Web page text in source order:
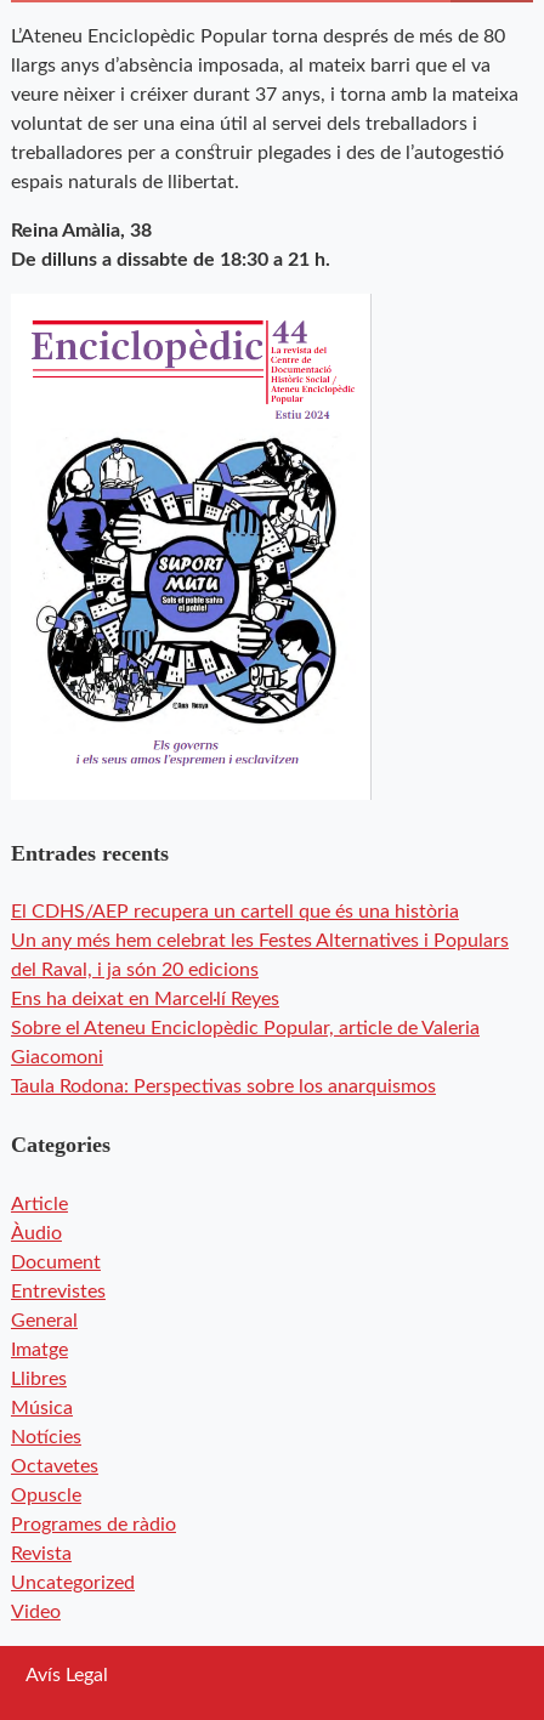
L’Ateneu Enciclopèdic Popular torna després de més de 80
llargs anys d’absència imposada, al mateix barri que el va
veure nèixer i créixer durant 37 anys, i torna amb la mateixa
voluntat de ser una eina útil al servei dels treballadors i
treballadores per a construir plegades i des de l’autogestió
espais naturals de llibertat.
Reina Amàlia, 38
De dilluns a dissabte de 18:30 a 21 h.
Entrades recents
El CDHS/AEP recupera un cartell que és una història
Un any més hem celebrat les Festes Alternatives i Populars
del Raval, i ja són 20 edicions
Ens ha deixat en Marcel·lí Reyes
Sobre el Ateneu Enciclopèdic Popular, article de Valeria
Giacomoni
Taula Rodona: Perspectivas sobre los anarquismos
Categories
Article
Àudio
Document
Entrevistes
General
Imatge
Llibres
Música
Notícies
Octavetes
Opuscle
Programes de ràdio
Revista
Uncategorized
Video
Avís Legal